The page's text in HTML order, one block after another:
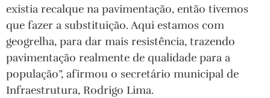
existia recalque na pavimentação, então tivemos
que fazer a substituição. Aqui estamos com
geogrelha, para dar mais resistência, trazendo
pavimentação realmente de qualidade para a
população”, afirmou o secretário municipal de
Infraestrutura, Rodrigo Lima.